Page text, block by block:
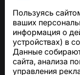
Пользуясь
ваших
информация о
устройствах) в
Данные
сайта, анализа
управления
Для запросов по
Центр поддержки
Новости и статьи